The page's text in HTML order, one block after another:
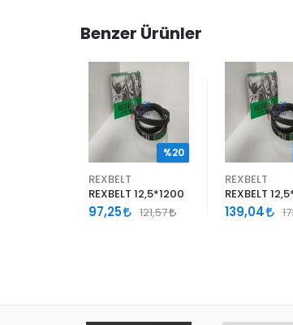
Benzer Ürünler
REXBELT
REXBELT 12,5*1200
97,25 121,57
%20
REXBELT
REXBELT
139,04